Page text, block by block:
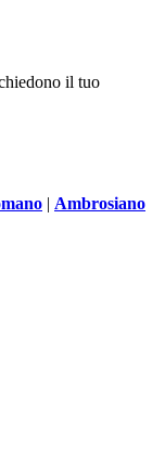
il tuo
| Ambrosiano